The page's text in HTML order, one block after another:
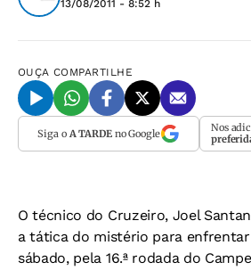
13/08/2011 - 8:52 h
OUÇA COMPARTILHE
Siga o A TARDEno Google Nos
O técnico do Cruzeiro, Joel
a tática do mistério para enfrentar
sábado, pela 16.ª rodada do